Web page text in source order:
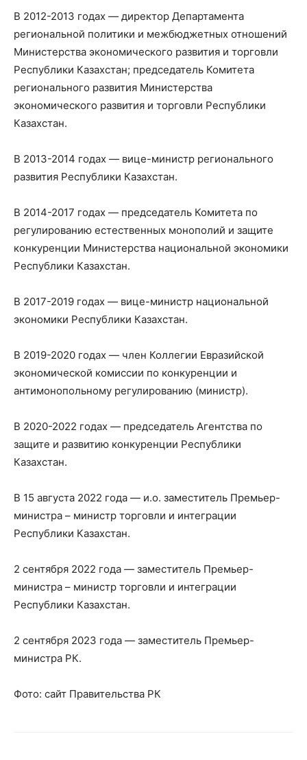
В 2012-2013 годах — директор Департамента
региональной политики и межбюджетных отношений
Министерства экономического развития и торговли
Республики Казахстан; председатель Комитета
регионального развития Министерства
экономического развития и торговли Республики
Казахстан.
В 2013-2014 годах — вице-министр регионального
развития Республики Казахстан.
В 2014-2017 годах — председатель Комитета по
регулированию естественных монополий и защите
конкуренции Министерства национальной экономики
Республики Казахстан.
В 2017-2019 годах — вице-министр национальной
экономики Республики Казахстан.
В 2019-2020 годах — член Коллегии Евразийской
экономической комиссии по конкуренции и
антимонопольному регулированию (министр).
В 2020-2022 годах — председатель Агентства по
защите и развитию конкуренции Республики
Казахстан.
В 15 августа 2022 года — и.о. заместитель Премьер-
министра – министр торговли и интеграции
Республики Казахстан.
2 сентября 2022 года — заместитель Премьер-
министра – министр торговли и интеграции
Республики Казахстан.
2 сентября 2023 года — заместитель Премьер-
министра РК.
Фото: сайт Правительства РК